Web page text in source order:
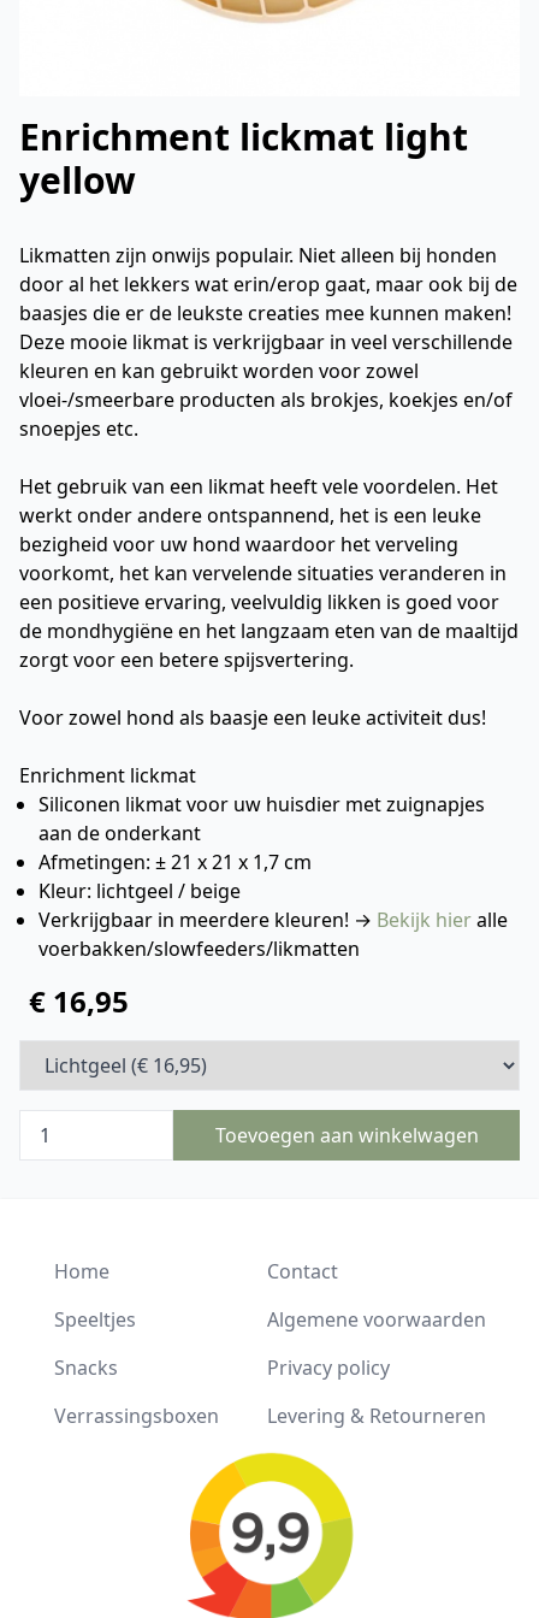
Enrichment lickmat light
yellow
Likmatten zijn onwijs populair. Niet alleen bij honden
door al het lekkers wat erin/erop gaat, maar ook bij de
baasjes die er de leukste creaties mee kunnen maken!
Deze mooie likmat is verkrijgbaar in veel verschillende
kleuren en kan gebruikt worden voor zowel
vloei-/smeerbare producten als brokjes, koekjes en/of
snoepjes etc.
Het gebruik van een likmat heeft vele voordelen. Het
werkt onder andere ontspannend, het is een leuke
bezigheid voor uw hond waardoor het verveling
voorkomt, het kan vervelende situaties veranderen in
een positieve ervaring, veelvuldig likken is goed voor
de mondhygiëne en het langzaam eten van de maaltijd
zorgt voor een betere spijsvertering.
Voor zowel hond als baasje een leuke activiteit dus!
Enrichment lickmat
Siliconen likmat voor uw huisdier met zuignapjes
aan de onderkant
Afmetingen: ± 21 x 21 x 1,7 cm
Kleur: lichtgeel / beige
Verkrijgbaar in meerdere kleuren! → Bekijk hieralle
voerbakken/slowfeeders/likmatten
€ 16,95
Toevoegen aan winkelwagen
Home
Speeltjes
Snacks
Verrassingsboxen
Contact
Algemene voorwaarden
Privacy policy
Levering & Retourneren